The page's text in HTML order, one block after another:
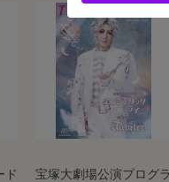
ド
宝塚大劇場公演プログラ